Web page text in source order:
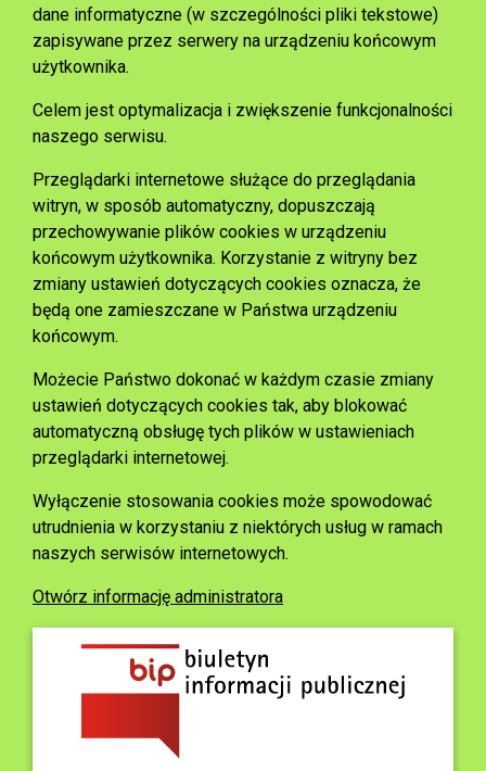
dane informatyczne (w szczególności pliki tekstowe)
zapisywane przez serwery na urządzeniu końcowym
użytkownika.
Celem jest optymalizacja i zwiększenie funkcjonalności
naszego serwisu.
Przeglądarki internetowe służące do przeglądania
witryn, w sposób automatyczny, dopuszczają
przechowywanie plików cookies w urządzeniu
końcowym użytkownika. Korzystanie z witryny bez
zmiany ustawień dotyczących cookies oznacza, że
będą one zamieszczane w Państwa urządzeniu
końcowym.
Możecie Państwo dokonać w każdym czasie zmiany
ustawień dotyczących cookies tak, aby blokować
automatyczną obsługę tych plików w ustawieniach
przeglądarki internetowej.
Wyłączenie stosowania cookies może spowodować
utrudnienia w korzystaniu z niektórych usług w ramach
naszych serwisów internetowych.
Otwórz informację administratora